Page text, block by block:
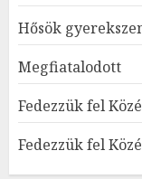
Hősök
Megfiatalodott
Fedezzük fel
Fedezzük fel